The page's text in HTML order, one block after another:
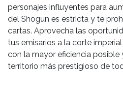
personajes influyentes para
del Shogun es estricta y te
cartas. Aprovecha las
tus emisarios a la corte
con la mayor eficiencia posible
territorio más prestigioso de